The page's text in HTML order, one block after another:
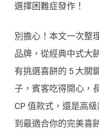
選擇困難症發作！
別擔心！本文一次整
品牌，從經典中式大
有挑選喜餅的 5 大關
子，賓客吃得開心，
CP 值款式，還是高
到最適合你的完美喜